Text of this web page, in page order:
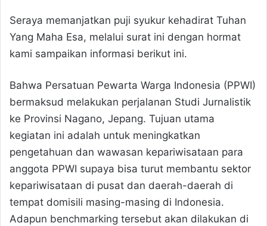
Seraya memanjatkan puji syukur kehadirat Tuhan
Yang Maha Esa, melalui surat ini dengan hormat
kami sampaikan informasi berikut ini.
Bahwa Persatuan Pewarta Warga Indonesia (PPWI)
bermaksud melakukan perjalanan Studi Jurnalistik
ke Provinsi Nagano, Jepang. Tujuan utama
kegiatan ini adalah untuk meningkatkan
pengetahuan dan wawasan kepariwisataan para
anggota PPWI supaya bisa turut membantu sektor
kepariwisataan di pusat dan daerah-daerah di
tempat domisili masing-masing di Indonesia.
Adapun benchmarking tersebut akan dilakukan di